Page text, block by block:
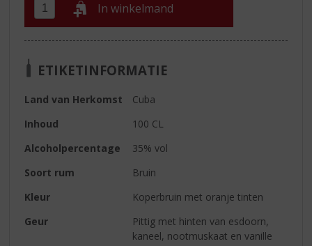
In winkelmand
ETIKETINFORMATIE
Land van Herkomst
Cuba
Inhoud
100 CL
Alcoholpercentage
35% vol
Soort rum
Bruin
Kleur
Koperbruin met oranje tinten
Geur
Pittig met hinten van esdoorn,
kaneel, nootmuskaat en vanille